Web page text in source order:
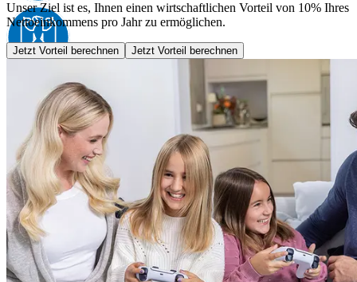
Unser Ziel ist es, Ihnen einen wirtschaftlichen Vorteil von 10% Ihres
Nettoeinkommens pro Jahr zu ermöglichen.
Jetzt Vorteil berechnen Jetzt Vorteil berechnen